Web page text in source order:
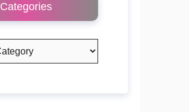
Categories